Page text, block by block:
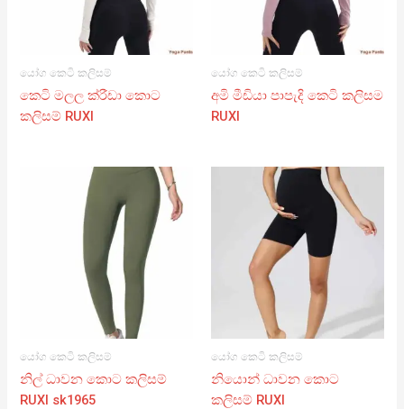
යෝග කෙටි කලිසම්
කෙටි මලල ක්රීඩා කොට
කලිසම් RUXI
යෝග කෙටි කලිසම්
අමි මීඩියා පාපැදි කෙටි කලිසම
RUXI
යෝග කෙටි කලිසම්
නිල් ධාවන කොට කලිසම්
RUXI sk1965
යෝග කෙටි කලිසම්
නියොන් ධාවන කොට
කලිසම් RUXI